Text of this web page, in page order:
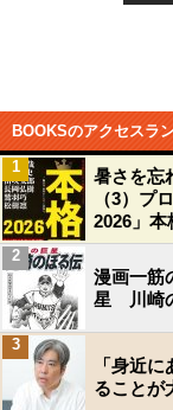
BOOKSのアクセスラ
暑さを忘
（3）プ
2026」
1
漫画一筋
星 川崎
2
「身近
ることが
3